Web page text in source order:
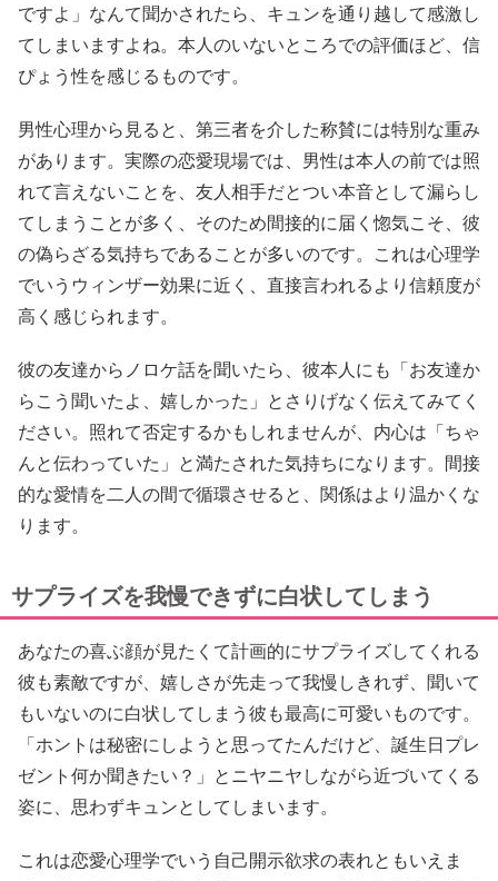
ですよ」なんて聞かされたら、キュンを通り越して感激し
てしまいますよね。本人のいないところでの評価ほど、信
ぴょう性を感じるものです。
男性心理から見ると、第三者を介した称賛には特別な重み
があります。実際の恋愛現場では、男性は本人の前では照
れて言えないことを、友人相手だとつい本音として漏らし
てしまうことが多く、そのため間接的に届く惚気こそ、彼
の偽らざる気持ちであることが多いのです。これは心理学
でいうウィンザー効果に近く、直接言われるより信頼度が
高く感じられます。
彼の友達からノロケ話を聞いたら、彼本人にも「お友達か
らこう聞いたよ、嬉しかった」とさりげなく伝えてみてく
ださい。照れて否定するかもしれませんが、内心は「ちゃ
んと伝わっていた」と満たされた気持ちになります。間接
的な愛情を二人の間で循環させると、関係はより温かくな
ります。
サプライズを我慢できずに白状してしまう
あなたの喜ぶ顔が見たくて計画的にサプライズしてくれる
彼も素敵ですが、嬉しさが先走って我慢しきれず、聞いて
もいないのに白状してしまう彼も最高に可愛いものです。
「ホントは秘密にしようと思ってたんだけど、誕生日プレ
ゼント何か聞きたい？」とニヤニヤしながら近づいてくる
姿に、思わずキュンとしてしまいます。
これは恋愛心理学でいう自己開示欲求の表れともいえま